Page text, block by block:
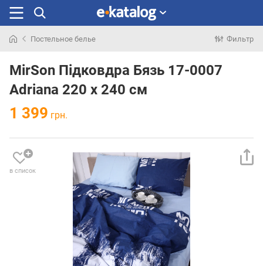
раньше
Постельное белье Фильтр
MirSon Підковдра Бязь 17-0007
Adriana 220 x 240 см
1 399 грн.
в список